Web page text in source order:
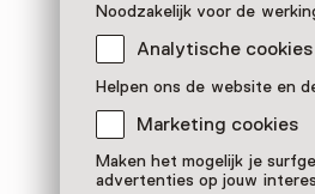
Noodzakelijk voor de
Analytische cookies
Helpen ons de website en
Marketing cookies
Maken het mogelijk je
advertenties op jouw
Nog meer